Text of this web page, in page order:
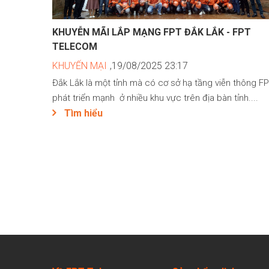
KHUYỄN MÃI LẮP MẠNG FPT ĐẮK LẮK - FPT
TELECOM
KHUYẾN MẠI ,19/08/2025 23:17
Đắk Lắk là một tỉnh mà có cơ sở hạ tầng viễn thông
phát triển mạnh ở nhiều khu vực trên địa bàn tỉnh....
Tìm hiểu